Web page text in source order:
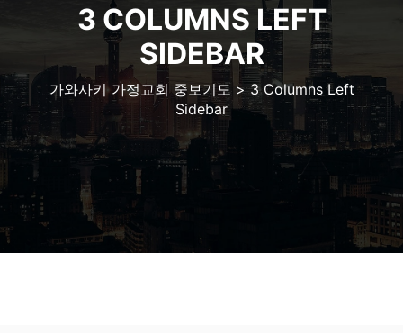
3 COLUMNS LEFT
SIDEBAR
가와사키 가정교회 중보기도 >3 Columns Left
Sidebar